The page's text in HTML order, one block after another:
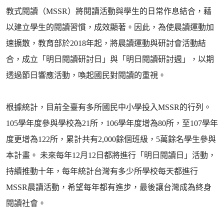
教式閱讀（MSSR）將閱讀活動與學生的日常作息結合，藉
以建立學生的閱讀習慣，成效顯著。因此，為使晨讀運動加
速擴散，教育部於2018年起，將晨讀運動與研討會活動結
合，成立「明日閱讀研討日」與「明日閱讀研討週」，以期
透過節日響應活動，喚起國民對閱讀的重視。
根據統計，目前全臺有多所國民中小學投入MSSR的行列。
105學年度參與學校為21所，106學年度增為80所，至107學年
度更增為122所，累計共有2,000餘個班級，5萬餘名學生參與
本計畫。 未來每年12月12日都將進行「明日閱讀日」活動，
持續推動十年，每年統計台灣有多少所學校每天都進行
MSSR晨讀活動，希望每年都有進步，最後讓台灣成為終身
閱讀社會。